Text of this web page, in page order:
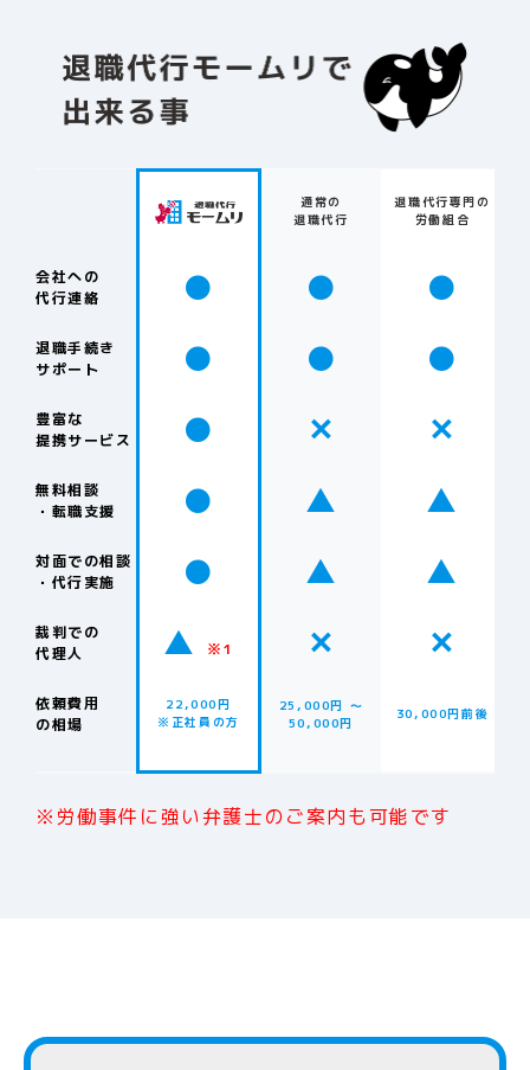
通常の
退職代行
退職代行専門の
労働組合
会社への
代行連絡
● ● ●
退職手続き
サポート
● ● ●
豊富な
提携サービス
● ✕ ✕
無料相談
・転職支援
● ▲ ▲
対面での相談
・代行実施
● ▲ ▲
裁判での
代理人
▲ ※1 ✕ ✕
依頼費用
の相場
22,000円
※正社員の方
25,000円 〜
50,000円
30,000円前後
※労働事件に強い弁護士のご案内も可能です